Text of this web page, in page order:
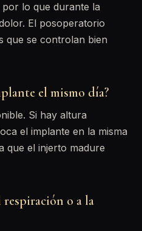
por lo que durante la
El posoperatorio
que se controlan bien
el mismo día?
Si hay altura
el implante en la misma
que el injerto madure
respiración o a la